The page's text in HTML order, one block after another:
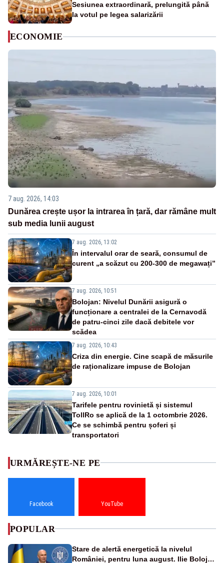
Sesiunea extraordinară, prelungită până
la votul pe legea salarizării
ECONOMIE
7 aug. 2026, 14:03
Dunărea crește ușor la intrarea în țară, dar rămâne mult
sub media lunii august
7 aug. 2026, 13:02
În intervalul orar de seară, consumul de
curent „a scăzut cu 200-300 de megawați”
7 aug. 2026, 10:51
Bolojan: Nivelul Dunării asigură o
funcționare a centralei de la Cernavodă
de patru-cinci zile dacă debitele vor
scădea
7 aug. 2026, 10:43
Criza din energie. Cine scapă de măsurile
de raționalizare impuse de Bolojan
7 aug. 2026, 10:01
Tarifele pentru rovinietă și sistemul
TollRo se aplică de la 1 octombrie 2026.
Ce se schimbă pentru șoferi și
transportatori
URMĂREȘTE-NE PE
Facebook YouTube
POPULAR
Stare de alertă energetică la nivelul
României, pentru luna august. Ilie Bolojan